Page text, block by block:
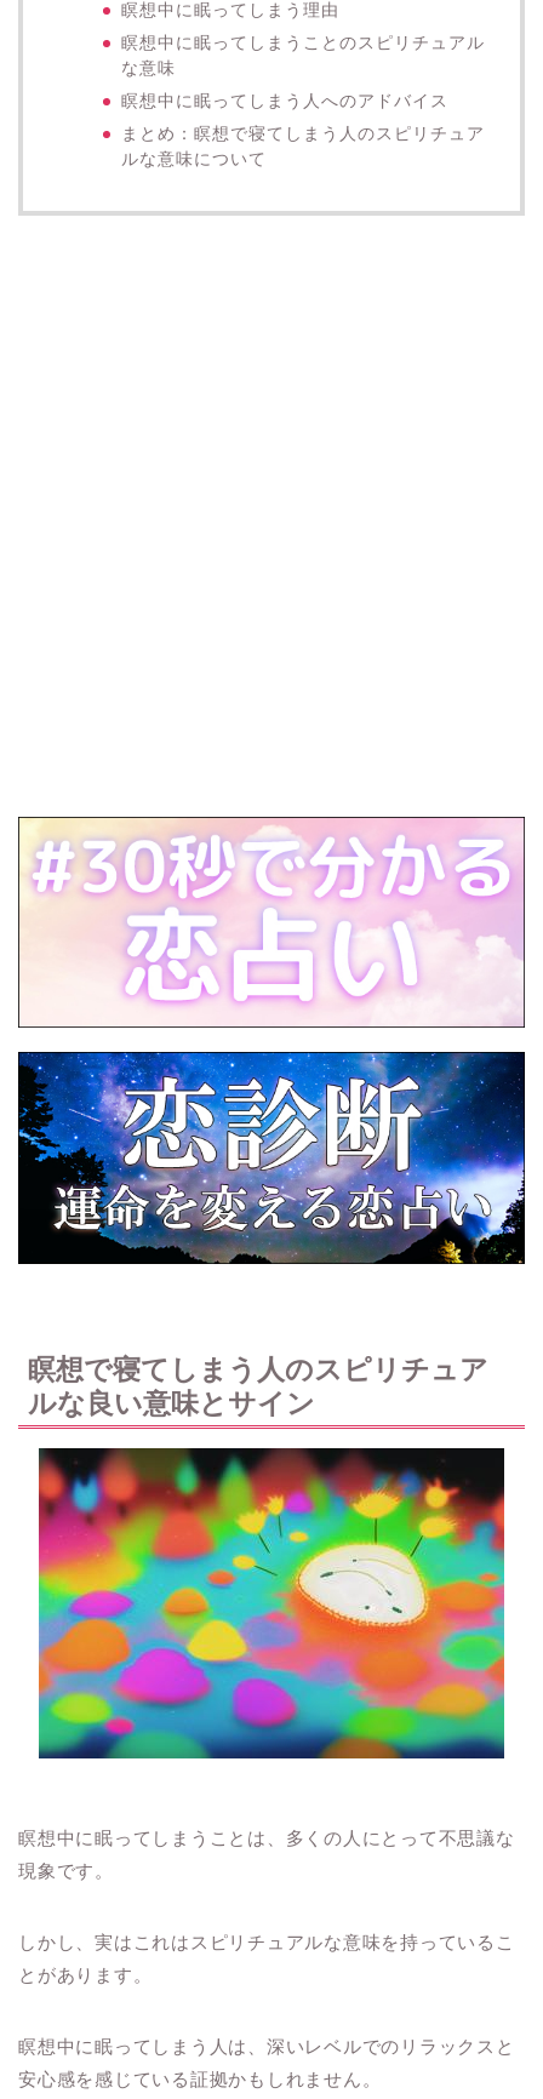
瞑想中に眠ってしまう理由
瞑想中に眠ってしまうことのスピリチュアル
な意味
瞑想中に眠ってしまう人へのアドバイス
まとめ：瞑想で寝てしまう人のスピリチュア
ルな意味について
瞑想で寝てしまう人のスピリチュア
ルな良い意味とサイン
瞑想中に眠ってしまうことは、多くの人にとって不思議な
現象です。
しかし、実はこれはスピリチュアルな意味を持っているこ
とがあります。
瞑想中に眠ってしまう人は、深いレベルでのリラックスと
安心感を感じている証拠かもしれません。